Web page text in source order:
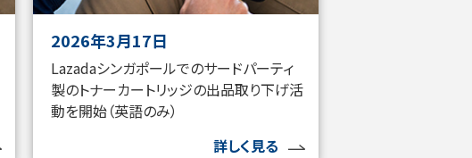
2026年3月17日
Lazadaシンガポールでのサードパーティ
製のトナーカートリッジの出品取り下げ活
動を開始（英語のみ）
詳しく見る